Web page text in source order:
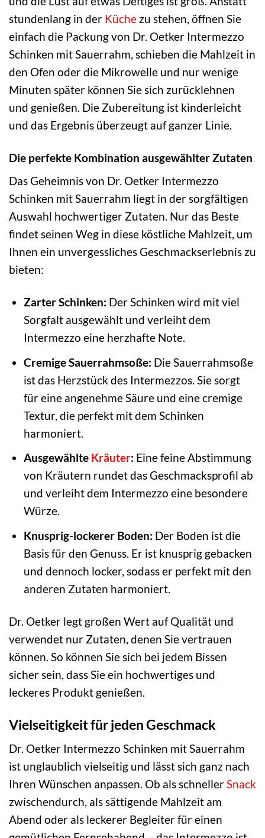
stundenlang in der Küche zu stehen, öffnen Sie
einfach die Packung von Dr. Oetker Intermezzo
Schinken mit Sauerrahm, schieben die Mahlzeit in
den Ofen oder die Mikrowelle und nur wenige
Minuten später können Sie sich zurücklehnen
und genießen. Die Zubereitung ist kinderleicht
und das Ergebnis überzeugt auf ganzer Linie.
Die perfekte Kombination ausgewählter Zutaten
Das Geheimnis von Dr. Oetker Intermezzo
Schinken mit Sauerrahm liegt in der sorgfältigen
Auswahl hochwertiger Zutaten. Nur das Beste
findet seinen Weg in diese köstliche Mahlzeit, um
Ihnen ein unvergessliches Geschmackserlebnis zu
bieten:
Zarter Schinken: Der Schinken wird mit viel
Sorgfalt ausgewählt und verleiht dem
Intermezzo eine herzhafte Note.
Cremige Sauerrahmsoße: Die Sauerrahmsoße
ist das Herzstück des Intermezzos. Sie sorgt
für eine angenehme Säure und eine cremige
Textur, die perfekt mit dem Schinken
harmoniert.
Ausgewählte Kräuter: Eine feine Abstimmung
von Kräutern rundet das Geschmacksprofil ab
und verleiht dem Intermezzo eine besondere
Würze.
Knusprig-lockerer Boden: Der Boden ist die
Basis für den Genuss. Er ist knusprig gebacken
und dennoch locker, sodass er perfekt mit den
anderen Zutaten harmoniert.
Dr. Oetker legt großen Wert auf Qualität und
verwendet nur Zutaten, denen Sie vertrauen
können. So können Sie sich bei jedem Bissen
sicher sein, dass Sie ein hochwertiges und
leckeres Produkt genießen.
Vielseitigkeit für jeden Geschmack
Dr. Oetker Intermezzo Schinken mit Sauerrahm
ist unglaublich vielseitig und lässt sich ganz nach
Ihren Wünschen anpassen. Ob als schnellerSnack
zwischendurch, als sättigende Mahlzeit am
Abend oder als leckerer Begleiter für einen